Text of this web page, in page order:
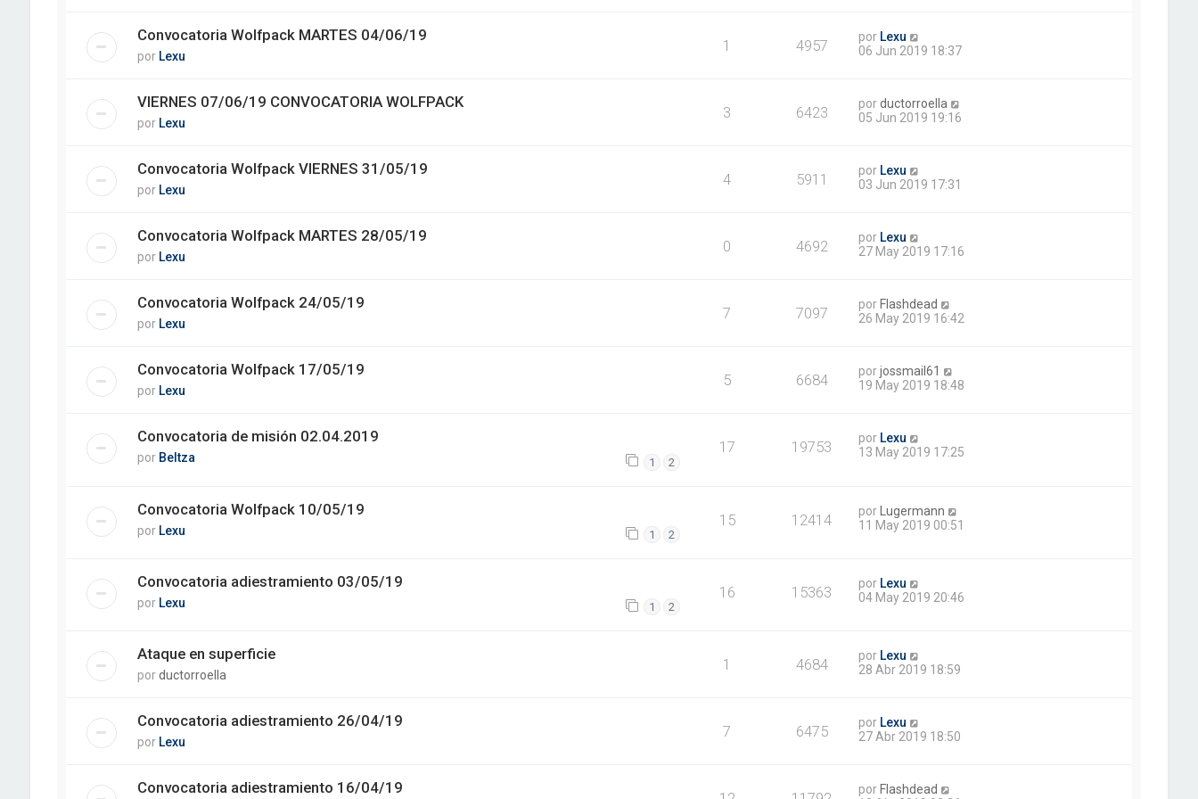
Convocatoria Wolfpack MARTES 04/06/19
por Lexu
1 4957 por Lexu
06 Jun 2019 18:37
VIERNES 07/06/19 CONVOCATORIA WOLFPACK
por Lexu
3 6423 porductorroella
05 Jun 2019 19:16
Convocatoria Wolfpack VIERNES 31/05/19
por Lexu
4 5911 por Lexu
03 Jun 2019 17:31
Convocatoria Wolfpack MARTES 28/05/19
por Lexu
0 4692 por Lexu
27 May 2019 17:16
Convocatoria Wolfpack 24/05/19
por Lexu
7 7097 por Flashdead
26 May 2019 16:42
Convocatoria Wolfpack 17/05/19
por Lexu
5 6684 porjossmail61
19 May 2019 18:48
Convocatoria de misión 02.04.2019
por Beltza 1 2
17 19753 por Lexu
13 May 2019 17:25
Convocatoria Wolfpack 10/05/19
por Lexu 1 2
15 12414 porLugermann
11 May 2019 00:51
Convocatoria adiestramiento 03/05/19
por Lexu 1 2
16 15363 por Lexu
04 May 2019 20:46
Ataque en superficie
porductorroella
1 4684 por Lexu
28 Abr 2019 18:59
Convocatoria adiestramiento 26/04/19
por Lexu
7 6475 por Lexu
27 Abr 2019 18:50
Convocatoria adiestramiento 16/04/19 por Flashdead